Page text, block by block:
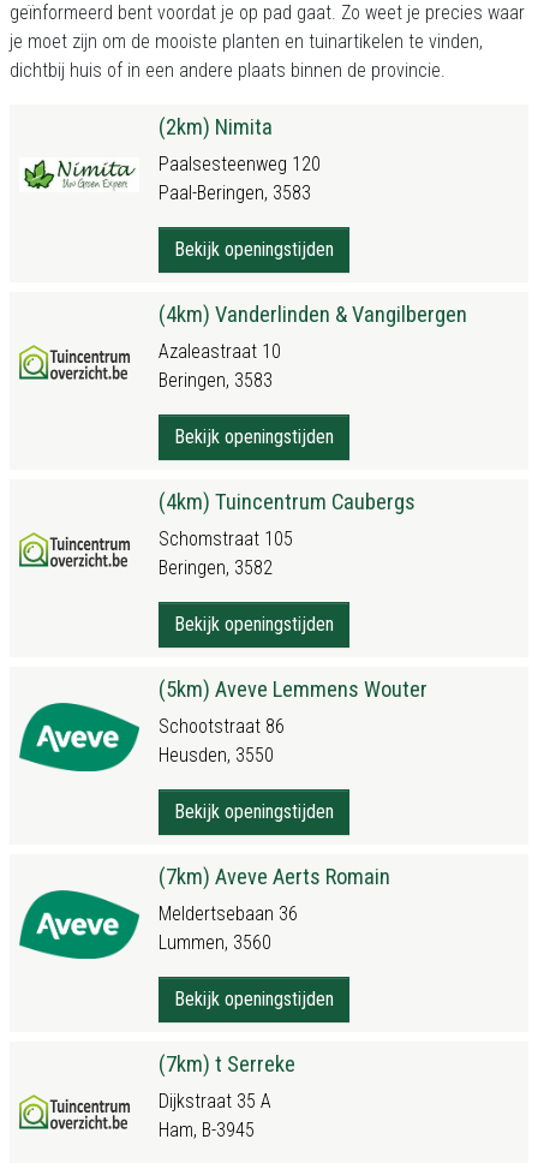
geïnformeerd bent voordat je op pad gaat. Zo weet je precies waar
je moet zijn om de mooiste planten en tuinartikelen te vinden,
dichtbij huis of in een andere plaats binnen de provincie.
(2km) Nimita
Paalsesteenweg 120
Paal-Beringen, 3583
Bekijk openingstijden
(4km) Vanderlinden & Vangilbergen
Azaleastraat 10
Beringen, 3583
Bekijk openingstijden
(4km) Tuincentrum Caubergs
Schomstraat 105
Beringen, 3582
Bekijk openingstijden
(5km) Aveve Lemmens Wouter
Schootstraat 86
Heusden, 3550
Bekijk openingstijden
(7km) Aveve Aerts Romain
Meldertsebaan 36
Lummen, 3560
Bekijk openingstijden
(7km) t Serreke
Dijkstraat 35 A
Ham, B-3945